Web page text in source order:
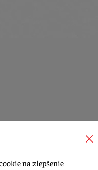
na zlepšenie